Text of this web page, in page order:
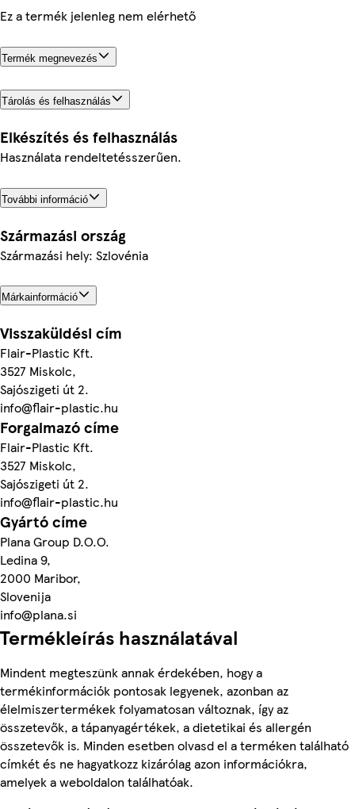
Ez a termék jelenleg nem elérhető
Termék megnevezés
Tárolás és felhasználás
Elkészítés és felhasználás
Használata rendeltetésszerűen.
További információ
Származási ország
Származási hely: Szlovénia
Márkainformáció
Visszaküldési cím
Flair-Plastic Kft.
3527 Miskolc,
Sajószigeti út 2.
info@flair-plastic.hu
Forgalmazó címe
Flair-Plastic Kft.
3527 Miskolc,
Sajószigeti út 2.
info@flair-plastic.hu
Gyártó címe
Plana Group D.O.O.
Ledina 9,
2000 Maribor,
Slovenija
info@plana.si
Termékleírás használatával
Mindent megteszünk annak érdekében, hogy a
termékinformációk pontosak legyenek, azonban az
élelmiszertermékek folyamatosan változnak, így az
összetevők, a tápanyagértékek, a dietetikai és allergén
összetevők is. Minden esetben olvasd el a terméken található
címkét és ne hagyatkozz kizárólag azon információkra,
amelyek a weboldalon találhatóak.